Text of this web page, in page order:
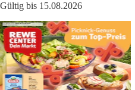
Gültig bis 15.08.2026